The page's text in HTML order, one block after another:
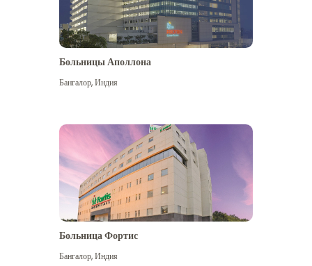
Посмотреть больше
Больницы Аполлона
Бангалор,Индия
Больница Фортис
Бангалор,Индия